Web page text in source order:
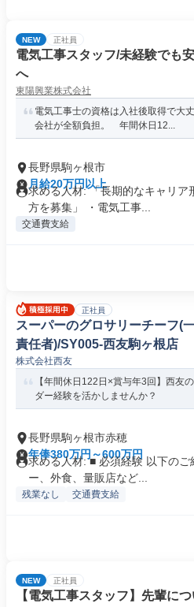
NEW 正社員
電気工事スタッフ/未経験でも
へ
東陽興業株式会社
電気工事士の資格は入社後取得で大
会社が全額負担。 年間休日12...
長野県駒ヶ根市
月給20万円以上
求める人材: 「長期的なキャリア
方を募集」 ・電気工事...
交通費支給
正社員
スーパーのグロサリーチーフ(
責任者)/SY005-西友駒ヶ根店
株式会社西友
【年間休日122日×賞与年3回】西友
ダー経験を活かしませんか？
長野県駒ヶ根市赤穂
年俸380万円～600万円
求める人材: ■ 必須経験 以下の
ー、外食、量販店など...
残業なし 交通費支給
NEW 正社員
【電気工事スタッフ】先輩に